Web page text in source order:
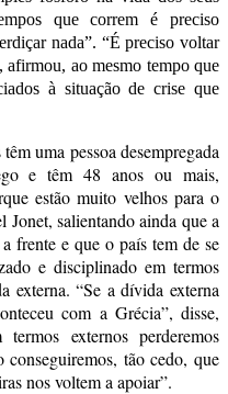
que correm é preciso
nada”. “É preciso voltar
afirmou, ao mesmo tempo que
à situação de crise que
uma pessoa desempregada
e têm 48 anos ou mais,
estão muito velhos para o
Jonet, salientando ainda que a
frente e que o país tem de se
e disciplinado em termos
externa. “Se a dívida externa
com a Grécia”, disse,
externos perderemos
tão cedo, que
nos voltem a apoiar”.